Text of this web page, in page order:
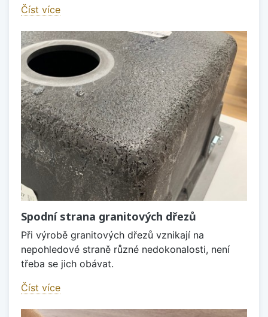
Číst více
Spodní strana granitových dřezů
Při výrobě granitových dřezů vznikají na
nepohledové straně různé nedokonalosti, není
třeba se jich obávat.
Číst více